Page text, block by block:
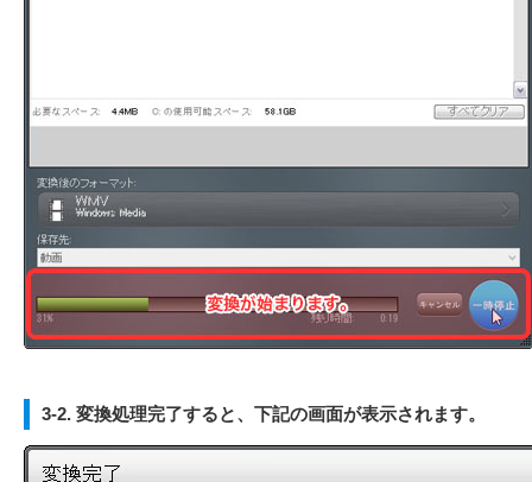
3-2. 変換処理完了すると、下記の画面が表示されます。